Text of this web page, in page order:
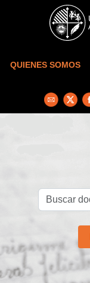
Skip to main content
QUIENES SOMOS